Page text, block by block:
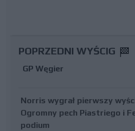
POPRZEDNI WYŚCIG
GP Węgier
Norris wygrał pierwszy
Ogromny pech Piastriego i
podium